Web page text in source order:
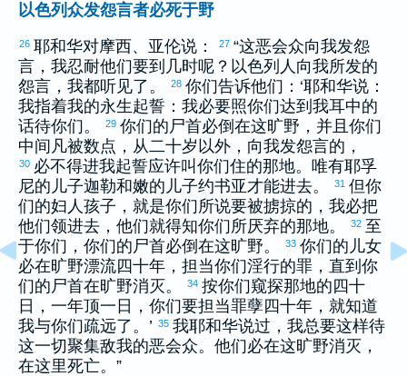
以色列众发怨言者必死于野
26 耶和华对摩西、 亚伦说： 27 “这恶会众向我发怨
言，我忍耐他们要到几时呢？ 以色列 人向我所发的
怨言，我都听见了。
28 你们告诉他们：‘耶和华说：
我指着我的永生起誓：我必要照你们达到我耳中的
话待你们。
29 你们的尸首必倒在这旷野，并且你们
中间凡被数点，从二十岁以外，向我发怨言的，
30 必不得进我起誓应许叫你们住的那地。唯有耶孚
尼的儿子迦勒和嫩的儿子约书亚才能进去。 31 但你
们的妇人孩子，就是你们所说要被掳掠的，我必把
他们领进去，他们就得知你们所厌弃的那地。
32 至
于你们，你们的尸首必倒在这旷野。
33 你们的儿女
必在旷野漂流四十年，担当你们淫行的罪，直到你
们的尸首在旷野消灭。
34 按你们窥探那地的四十
日，一年顶一日，你们要担当罪孽四十年，就知道
我与你们疏远了。’ 35 我耶和华说过，我总要这样待
这一切聚集敌我的恶会众。他们必在这旷野消灭，
在这里死亡。”